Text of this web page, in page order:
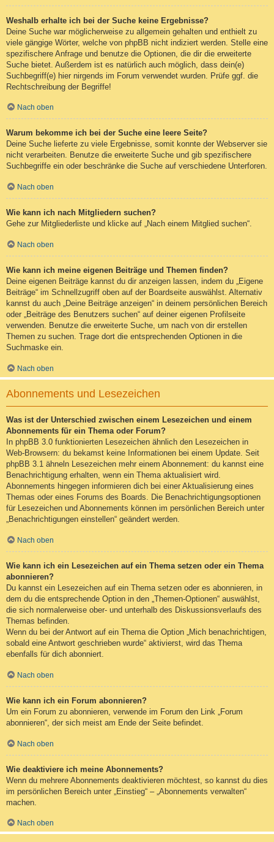
Weshalb erhalte ich bei der Suche keine Ergebnisse?
Deine Suche war möglicherweise zu allgemein gehalten und enthielt zu
viele gängige Wörter, welche von phpBB nicht indiziert werden. Stelle eine
spezifischere Anfrage und benutze die Optionen, die dir die erweiterte
Suche bietet. Außerdem ist es natürlich auch möglich, dass dein(e)
Suchbegriff(e) hier nirgends im Forum verwendet wurden. Prüfe ggf. die
Rechtschreibung der Begriffe!
Nach oben
Warum bekomme ich bei der Suche eine leere Seite?
Deine Suche lieferte zu viele Ergebnisse, somit konnte der Webserver sie
nicht verarbeiten. Benutze die erweiterte Suche und gib spezifischere
Suchbegriffe ein oder beschränke die Suche auf verschiedene Unterforen.
Nach oben
Wie kann ich nach Mitgliedern suchen?
Gehe zur Mitgliederliste und klicke auf „Nach einem Mitglied suchen“.
Nach oben
Wie kann ich meine eigenen Beiträge und Themen finden?
Deine eigenen Beiträge kannst du dir anzeigen lassen, indem du „Eigene
Beiträge“ im Schnellzugriff oben auf der Boardseite auswählst. Alternativ
kannst du auch „Deine Beiträge anzeigen“ in deinem persönlichen Bereich
oder „Beiträge des Benutzers suchen“ auf deiner eigenen Profilseite
verwenden. Benutze die erweiterte Suche, um nach von dir erstellen
Themen zu suchen. Trage dort die entsprechenden Optionen in die
Suchmaske ein.
Nach oben
Abonnements und Lesezeichen
Was ist der Unterschied zwischen einem Lesezeichen und einem
Abonnements für ein Thema oder Forum?
In phpBB 3.0 funktionierten Lesezeichen ähnlich den Lesezeichen in
Web-Browsern: du bekamst keine Informationen bei einem Update. Seit
phpBB 3.1 ähneln Lesezeichen mehr einem Abonnement: du kannst eine
Benachrichtigung erhalten, wenn ein Thema aktualisiert wird.
Abonnements hingegen informieren dich bei einer Aktualisierung eines
Themas oder eines Forums des Boards. Die Benachrichtigungsoptionen
für Lesezeichen und Abonnements können im persönlichen Bereich unter
„Benachrichtigungen einstellen“ geändert werden.
Nach oben
Wie kann ich ein Lesezeichen auf ein Thema setzen oder ein Thema
abonnieren?
Du kannst ein Lesezeichen auf ein Thema setzen oder es abonnieren, in
dem du die entsprechende Option in den „Themen-Optionen“ auswählst,
die sich normalerweise ober- und unterhalb des Diskussionsverlaufs des
Themas befinden.
Wenn du bei der Antwort auf ein Thema die Option „Mich benachrichtigen,
sobald eine Antwort geschrieben wurde“ aktivierst, wird das Thema
ebenfalls für dich abonniert.
Nach oben
Wie kann ich ein Forum abonnieren?
Um ein Forum zu abonnieren, verwende im Forum den Link „Forum
abonnieren“, der sich meist am Ende der Seite befindet.
Nach oben
Wie deaktiviere ich meine Abonnements?
Wenn du mehrere Abonnements deaktivieren möchtest, so kannst du dies
im persönlichen Bereich unter „Einstieg“ – „Abonnements verwalten“
machen.
Nach oben